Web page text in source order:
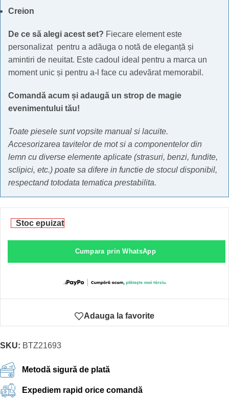
Creion
De ce să alegi acest set? Fiecare element este
personalizat pentru a adăuga o notă de eleganță și
amintiri de neuitat. Este cadoul ideal pentru a marca un
moment unic și pentru a-l face cu adevărat memorabil.
Comandă acum și adaugă un strop de magie
evenimentului tău!
Toate piesele sunt vopsite manual si lacuite.
Accesorizarea tavitelor de mot si a componentelor din
lemn cu diverse elemente aplicate (strasuri, benzi, fundite,
sclipici, etc.) poate sa difere in functie de stocul disponibil,
respectand totodata tematica prestabilita.
Stoc epuizat
Cumpara prin WhatsApp
Adauga la favorite
SKU: BTZ21693
Metodă sigură de plată
Expediem rapid orice comandă